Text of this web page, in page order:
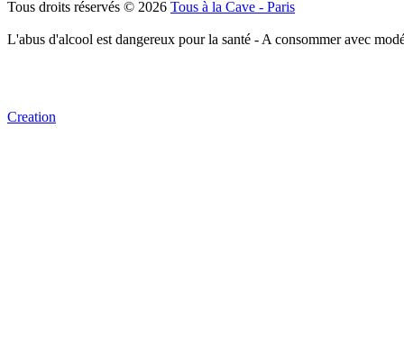
Tous droits réservés © 2026 Tous à la Cave - Paris
L'abus d'alcool est dangereux pour la santé - A consommer avec
Creation